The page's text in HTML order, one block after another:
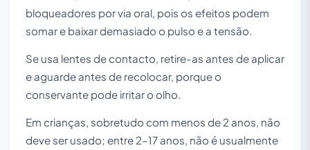
bloqueadores por via oral, pois os efeitos podem
somar e baixar demasiado o pulso e a tensão.
Se usa lentes de contacto, retire-as antes de aplicar
e aguarde antes de recolocar, porque o
conservante pode irritar o olho.
Em crianças, sobretudo com menos de 2 anos, não
deve ser usado; entre 2–17 anos, não é usualmente